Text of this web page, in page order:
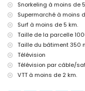
musée (Histórico de
(Portal de la Vila,
architectural (Centro
(à moins de 5
ruine (Molinos de
l'hébergement)
Sports
tennis, randonnée,
Snorkeling à moins de
Supermarché à moins
Surf à moins de 5 km.
Taille de la parcelle
Taille du bâtiment 350
Télévision
Télévision par câble/
VTT à moins de 2 km.